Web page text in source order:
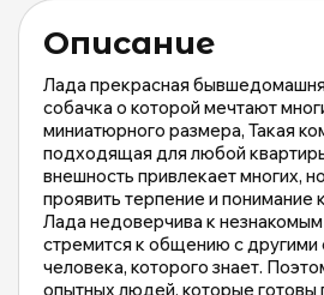
Описание
Лада прекрасная
собачка о которой мечтают
миниатюрного размера, Такая
подходящая для любой
внешность привлекает многих,
проявить терпение и понимание
Лада недоверчива к
стремится к общению с другими
человека, которого знает.
опытных людей, которые готовы